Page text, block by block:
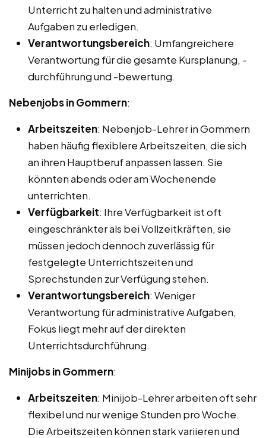
Unterricht zu halten und administrative
Aufgaben zu erledigen.
Verantwortungsbereich: Umfangreichere
Verantwortung für die gesamte Kursplanung, -
durchführung und -bewertung.
Nebenjobs in Gommern:
Arbeitszeiten: Nebenjob-Lehrer in Gommern
haben häufig flexiblere Arbeitszeiten, die sich
an ihren Hauptberuf anpassen lassen. Sie
könnten abends oder am Wochenende
unterrichten.
Verfügbarkeit: Ihre Verfügbarkeit ist oft
eingeschränkter als bei Vollzeitkräften, sie
müssen jedoch dennoch zuverlässig für
festgelegte Unterrichtszeiten und
Sprechstunden zur Verfügung stehen.
Verantwortungsbereich: Weniger
Verantwortung für administrative Aufgaben,
Fokus liegt mehr auf der direkten
Unterrichtsdurchführung.
Minijobs in Gommern:
Arbeitszeiten: Minijob-Lehrer arbeiten oft sehr
flexibel und nur wenige Stunden pro Woche.
Die Arbeitszeiten können stark variieren und